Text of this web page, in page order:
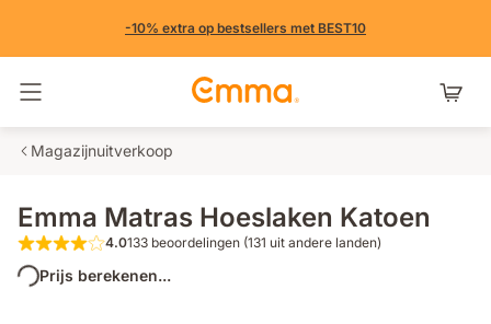
-10% extra op bestsellers met BEST10
Navigatie in- en uitschakelen
Magazijnuitverkoop
Emma Matras Hoeslaken Katoen
4.0 van de 5 sterren 133 beoordelingen
4.0133 beoordelingen (131 uit andere landen)
Prijs berekenen...